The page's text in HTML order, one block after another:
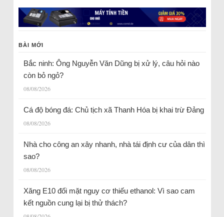
BÀI MỚI
Bắc ninh: Ông Nguyễn Văn Dũng bị xử lý, câu hỏi nào
còn bỏ ngỏ?
08/08/2026
Cá độ bóng đá: Chủ tịch xã Thanh Hóa bị khai trừ Đảng
08/08/2026
Nhà cho công an xây nhanh, nhà tái định cư của dân thì
sao?
08/08/2026
Xăng E10 đối mặt nguy cơ thiếu ethanol: Vì sao cam
kết nguồn cung lại bị thử thách?